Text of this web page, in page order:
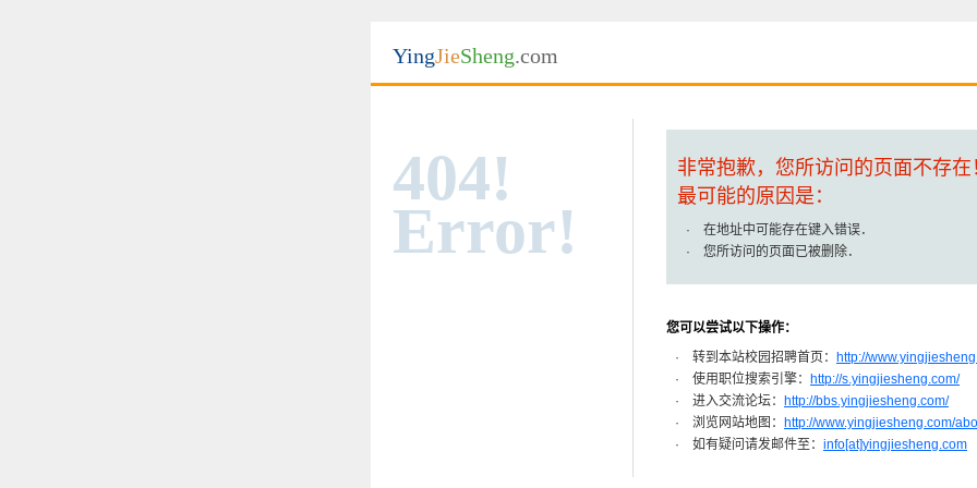
YingJieSheng.com
404!
Error!
非常抱歉，您所访问的页面不存在
最可能的原因是：
· 在地址中可能存在键入错误．
· 您所访问的页面已被删除．
您可以尝试以下操作：
· 转到本站校园招聘首页： http://
· 使用职位搜索引擎： http://s.yingjiesheng.com/
· 进入交流论坛： http://bbs.yingjiesheng.com/
· 浏览网站地图： http://www.yingjiesheng.com/
· 如有疑问请发邮件至： info[at]yingjiesheng.com